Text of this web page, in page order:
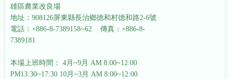
雄區農業改良場
地址：908126屏東縣長治鄉德和村德和路2-6號
電話：+886-8-7389158~62 傳真：+886-8-
7389181
本場上班時間： 4月~9月 AM 8:00~12:00
PM13:30~17:30 10月~3月 AM 8:00~12:00